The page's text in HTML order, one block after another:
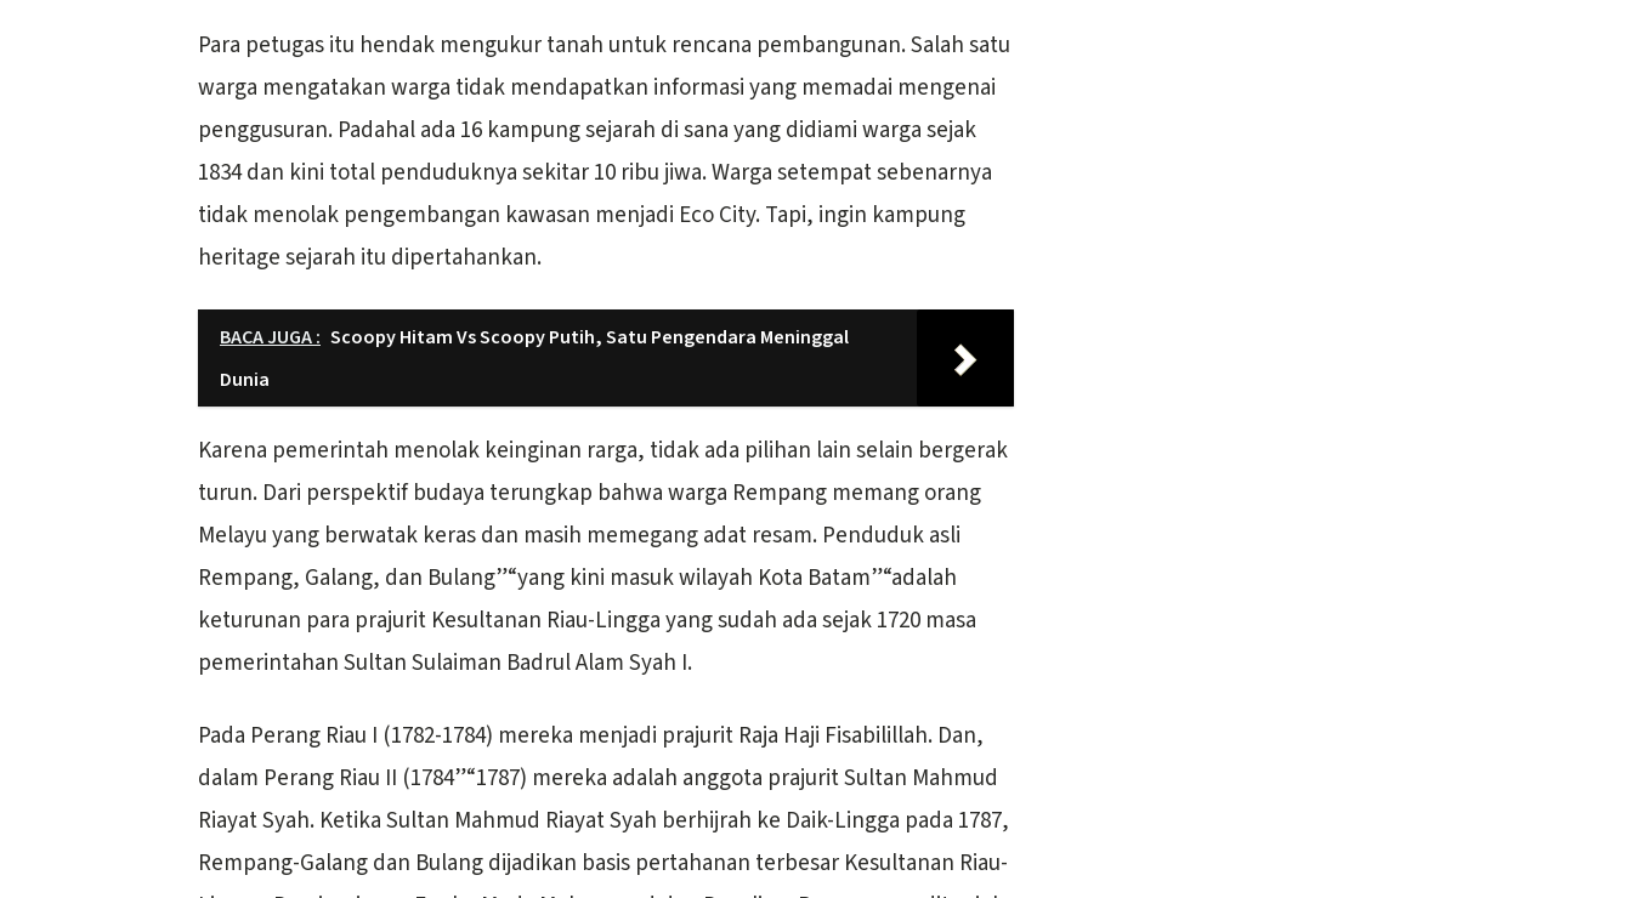
Para petugas itu hendak mengukur tanah untuk rencana pembangunan. Salah satu
warga mengatakan warga tidak mendapatkan informasi yang memadai mengenai
penggusuran. Padahal ada 16 kampung sejarah di sana yang didiami warga sejak
1834 dan kini total penduduknya sekitar 10 ribu jiwa. Warga setempat sebenarnya
tidak menolak pengembangan kawasan menjadi Eco City. Tapi, ingin kampung
heritage sejarah itu dipertahankan.
BACA JUGA : Scoopy Hitam Vs Scoopy Putih, Satu Pengendara Meninggal
Dunia
Karena pemerintah menolak keinginan rarga, tidak ada pilihan lain selain bergerak
turun. Dari perspektif budaya terungkap bahwa warga Rempang memang orang
Melayu yang berwatak keras dan masih memegang adat resam. Penduduk asli
Rempang, Galang, dan Bulang”“yang kini masuk wilayah Kota Batam”“adalah
keturunan para prajurit Kesultanan Riau-Lingga yang sudah ada sejak 1720 masa
pemerintahan Sultan Sulaiman Badrul Alam Syah I.
Pada Perang Riau I (1782-1784) mereka menjadi prajurit Raja Haji Fisabilillah. Dan,
dalam Perang Riau II (1784”“1787) mereka adalah anggota prajurit Sultan Mahmud
Riayat Syah. Ketika Sultan Mahmud Riayat Syah berhijrah ke Daik-Lingga pada 1787,
Rempang-Galang dan Bulang dijadikan basis pertahanan terbesar Kesultanan Riau-